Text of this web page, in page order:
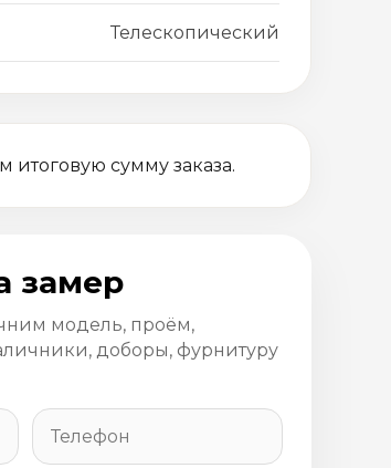
Телескопический
итоговую сумму заказа.
замер
модель, проём,
доборы, фурнитуру